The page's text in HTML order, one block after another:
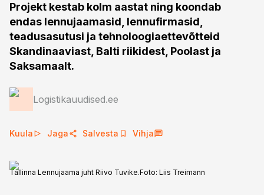
Projekt kestab kolm aastat ning koondab
endas lennujaamasid, lennufirmasid,
teadusasutusi ja tehnoloogiaettevõtteid
Skandinaaviast, Balti riikidest, Poolast ja
Saksamaalt.
Logistikauudised.ee
Kuula Jaga Salvesta Vihja
Tallinna Lennujaama juht Riivo Tuvike.Foto: Liis Treimann